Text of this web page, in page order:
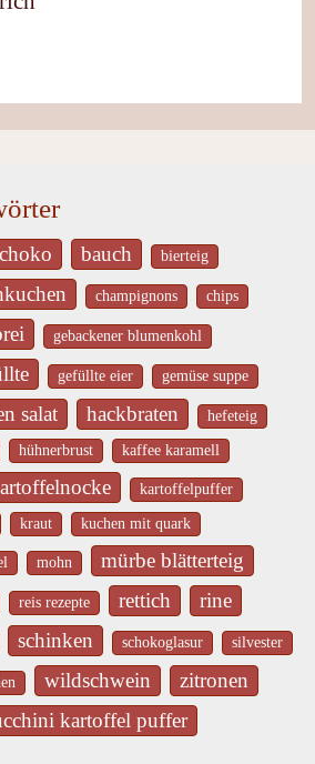
bauch bierteig
champignons chips
gebackener blumenkohl
gefüllte eier gemüse suppe
salat hackbraten hefeteig
hühnerbrust kaffee karamell
kartoffelpuffer
kraut kuchen mit quark
mohn mürbe blätterteig
reis rezepte rettich
rine
schinken schokoglasur silvester
wildschwein
zitronen
kartoffel puffer